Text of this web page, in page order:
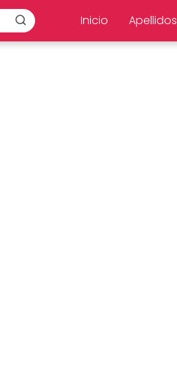
Inicio Apellidos